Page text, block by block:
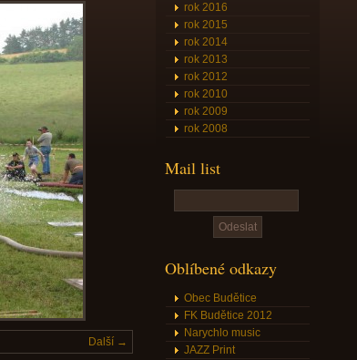
rok 2016
rok 2015
rok 2014
rok 2013
rok 2012
rok 2010
rok 2009
rok 2008
Mail list
Oblíbené odkazy
Obec Budětice
FK Budětice 2012
Narychlo music
JAZZ Print
Další →